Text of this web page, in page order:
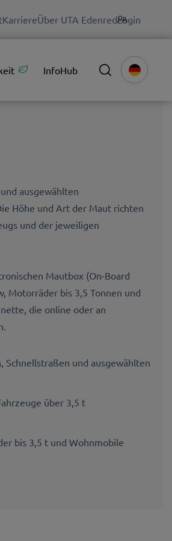
KarriereÜber UTA EdenredLogin
InfoHub
ausgewählten
Höhe und Art der Maut richten
und der jeweiligen
Mautbox (On-Board
Motorräder bis 3,5 Tonnen und
die online oder an
Schnellstraßen und ausgewählten
über 3,5 t
bis 3,5 t und Wohnmobile